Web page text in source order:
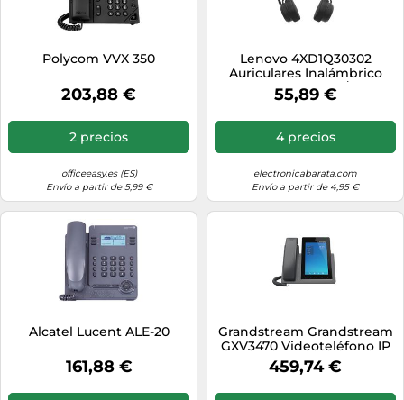
Polycom VVX 350
203,88 €
2 precios
officeeasy.es (ES)
Envío a partir de 5,99 €
Lenovo 4XD1Q30302
Auriculares Inalámbrico
Diadema Llamadas/Música
Bluetooth Negro
55,89 €
4 precios
electronicabarata.com
Envío a partir de 4,95 €
Alcatel Lucent ALE-20
161,88 €
Grandstream Grandstream
GXV3470 Videoteléfono IP
inteligente de gama alta
para Android con 16
cuentas SIP y pantalla táctil
459,74 €